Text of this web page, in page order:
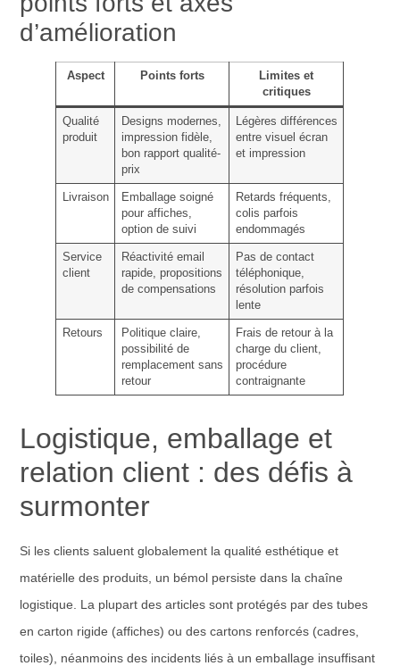
d’amélioration
Aspect Points forts
Limites et
critiques
Qualité
produit
Designs modernes,
impression fidèle,
bon rapport qualité-
prix
Légères différences
entre visuel écran
et impression
Livraison
Emballage soigné
pour affiches,
option de suivi
Retards fréquents,
colis parfois
endommagés
Service
client
Réactivité email
rapide, propositions
de compensations
Pas de contact
téléphonique,
résolution parfois
lente
Retours
Politique claire,
possibilité de
remplacement sans
retour
Frais de retour à la
charge du client,
procédure
contraignante
Logistique, emballage et
relation client : des défis à
surmonter
Si les clients saluent globalement la qualité esthétique et
matérielle des produits, un bémol persiste dans la chaîne
logistique. La plupart des articles sont protégés par des tubes
en carton rigide (affiches) ou des cartons renforcés (cadres,
toiles), néanmoins des incidents liés à un emballage insuffisant